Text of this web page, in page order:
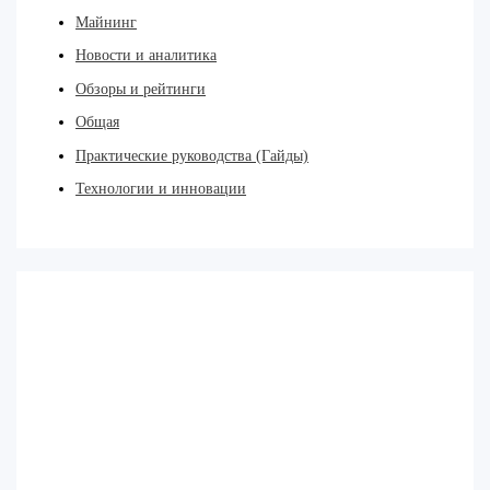
Майнинг
Новости и аналитика
Обзоры и рейтинги
Общая
Практические руководства (Гайды)
Технологии и инновации